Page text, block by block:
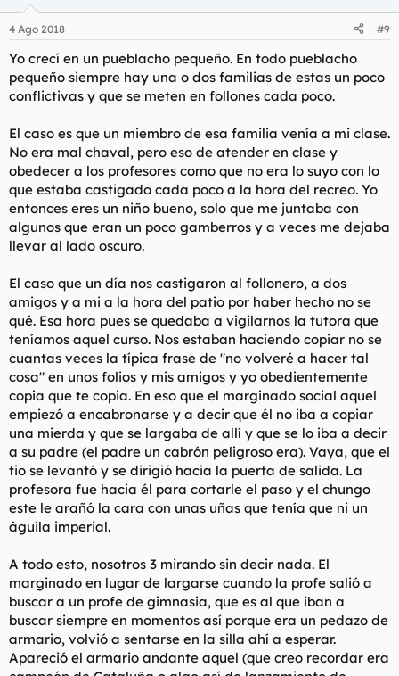
e
:
4 Ago 2018 #9
Yo crecí en un pueblacho pequeño. En todo pueblacho
pequeño siempre hay una o dos familias de estas un poco
conflictivas y que se meten en follones cada poco.
El caso es que un miembro de esa familia venía a mi clase.
No era mal chaval, pero eso de atender en clase y
obedecer a los profesores como que no era lo suyo con lo
que estaba castigado cada poco a la hora del recreo. Yo
entonces eres un niño bueno, solo que me juntaba con
algunos que eran un poco gamberros y a veces me dejaba
llevar al lado oscuro.
El caso que un día nos castigaron al follonero, a dos
amigos y a mi a la hora del patio por haber hecho no se
qué. Esa hora pues se quedaba a vigilarnos la tutora que
teníamos aquel curso. Nos estaban haciendo copiar no se
cuantas veces la típica frase de "no volveré a hacer tal
cosa" en unos folios y mis amigos y yo obedientemente
copia que te copia. En eso que el marginado social aquel
empiezó a encabronarse y a decir que él no iba a copiar
una mierda y que se largaba de allí y que se lo iba a decir
a su padre (el padre un cabrón peligroso era). Vaya, que el
tio se levantó y se dirigió hacia la puerta de salida. La
profesora fue hacia él para cortarle el paso y el chungo
este le arañó la cara con unas uñas que tenía que ni un
águila imperial.
A todo esto, nosotros 3 mirando sin decir nada. El
marginado en lugar de largarse cuando la profe salió a
buscar a un profe de gimnasia, que es al que iban a
buscar siempre en momentos así porque era un pedazo de
armario, volvió a sentarse en la silla ahí a esperar.
Apareció el armario andante aquel (que creo recordar era